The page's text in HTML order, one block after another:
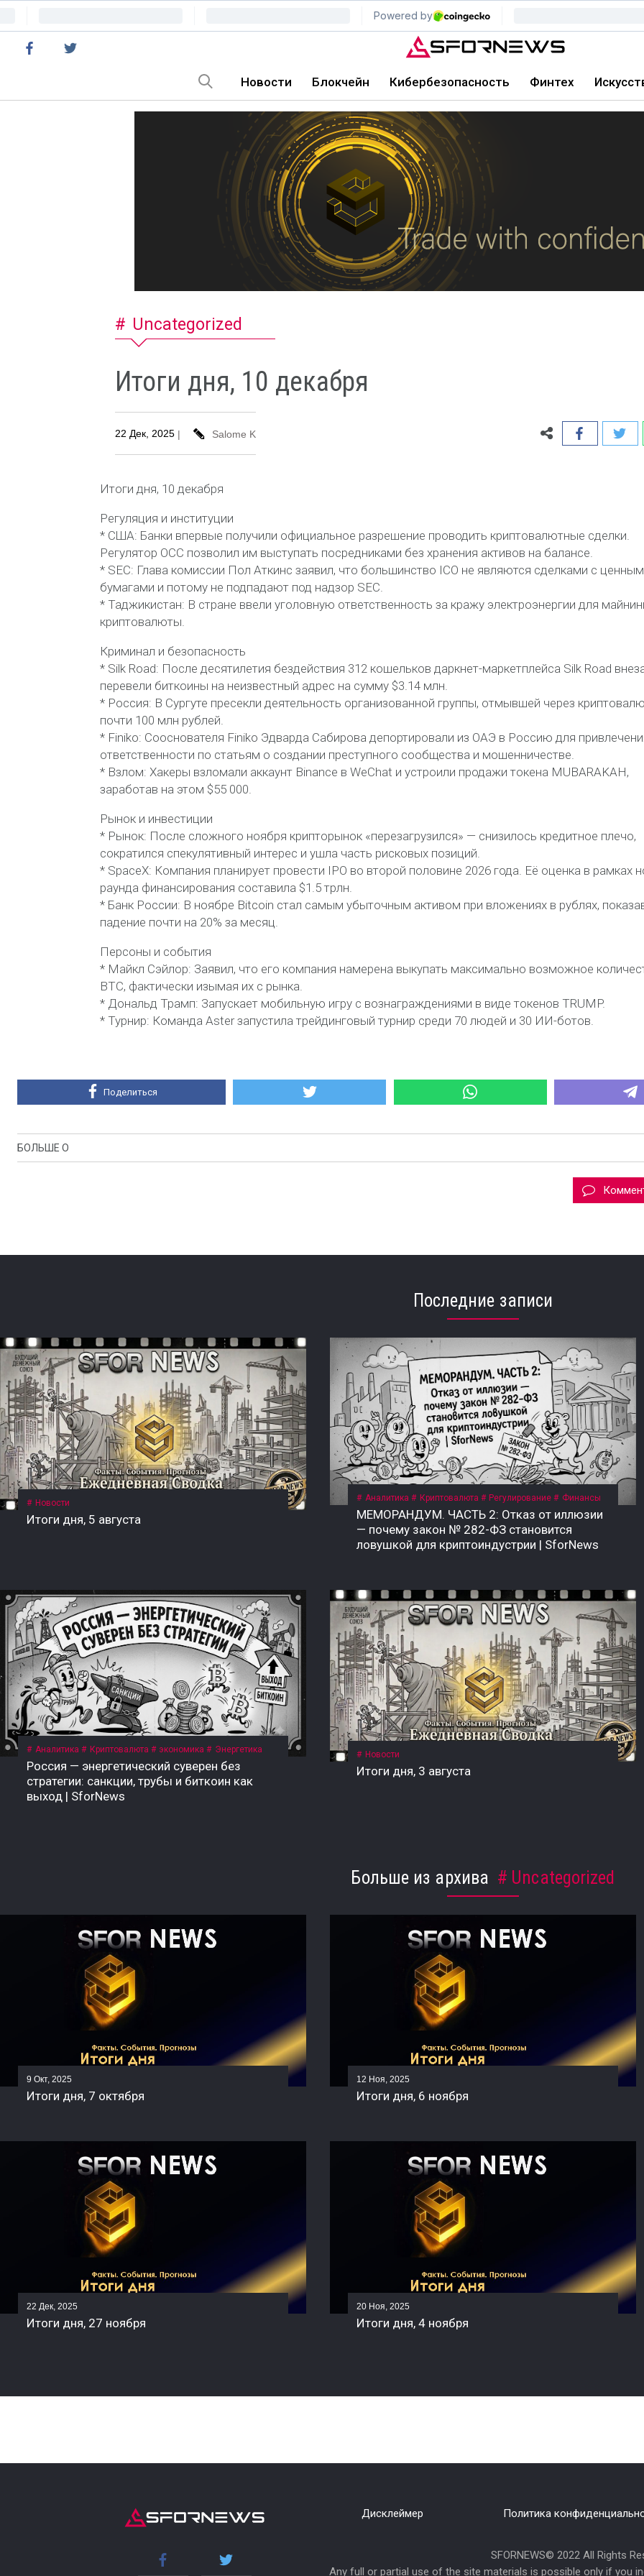
Новости Блокчейн Кибербезопасность Финтех
Uncategorized
Итоги дня, 10 декабря
22 Дек, 2025 | Salome K
Итоги дня, 10 декабря
Регуляция и институции
* США: Банки впервые получили официальное разрешение проводить криптовалютные сделки.
Регулятор OCC позволил им выступать посредниками без хранения активов на балансе.
* SEC: Глава комиссии Пол Аткинс заявил, что большинство ICO не являются сделками с
бумагами и потому не подпадают под надзор SEC.
* Таджикистан: В стране ввели уголовную ответственность за кражу электроэнергии для
криптовалюты.
Криминал и безопасность
* Silk Road: После десятилетия бездействия 312 кошельков даркнет-маркетплейса Silk Road
перевели биткоины на неизвестный адрес на сумму $3.14 млн.
* Россия: В Сургуте пресекли деятельность организованной группы, отмывшей через
почти 100 млн рублей.
* Finiko: Сооснователя Finiko Эдварда Сабирова депортировали из ОАЭ в Россию для
ответственности по статьям о создании преступного сообщества и мошенничестве.
* Взлом: Хакеры взломали аккаунт Binance в WeChat и устроили продажи токена MUBARAKAH,
заработав на этом $55 000.
Рынок и инвестиции
* Рынок: После сложного ноября крипторынок «перезагрузился» — снизилось кредитное плечо,
сократился спекулятивный интерес и ушла часть рисковых позиций.
* SpaceX: Компания планирует провести IPO во второй половине 2026 года. Её оценка в рамках
раунда финансирования составила $1.5 трлн.
* Банк России: В ноябре Bitcoin стал самым убыточным активом при вложениях в рублях,
падение почти на 20% за месяц.
Персоны и события
* Майкл Сэйлор: Заявил, что его компания намерена выкупать максимально возможное
BTC, фактически изымая их с рынка.
* Дональд Трамп: Запускает мобильную игру с вознаграждениями в виде токенов TRUMP.
* Турнир: Команда Aster запустила трейдинговый турнир среди 70 людей и 30 ИИ-ботов.
Поделиться
БОЛЬШЕ О
Последние записи
Новости
Итоги дня, 5 августа
Аналитика Криптовалюта Регулирование Финансы
МЕМОРАНДУМ. ЧАСТЬ 2: Отказ от иллюзии
— почему закон № 282-ФЗ становится
ловушкой для криптоиндустрии | SforNews
Аналитика Криптовалюта экономика Энергетика
Россия — энергетический суверен без
стратегии: санкции, трубы и биткоин как
выход | SforNews
Новости
Итоги дня, 3 августа
Больше из архива Uncategorized
9 Окт, 2025
Итоги дня, 7 октября
12 Ноя, 2025
Итоги дня, 6 ноября
22 Дек, 2025
Итоги дня, 27 ноября
20 Ноя, 2025
Итоги дня, 4 ноября
Дисклеймер Политика
SFORNEWS© 2022 All Rights
Any full or partial use of the site materials is possible only if you